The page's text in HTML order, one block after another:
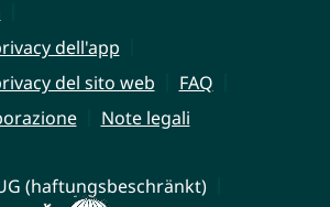
dell'app
del sito web
FAQ
Note legali
(haftungsbeschränkt)